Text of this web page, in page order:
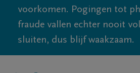
voorkomen. Pogingen tot
fraude vallen echter nooit
sluiten, dus blijf waakzaam.